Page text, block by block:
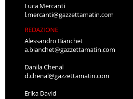
Luca Mercanti
l.mercanti@gazzettamatin.com
REDAZIONE
Alessandro Bianchet
a.bianchet@gazzettamatin.com
Danila Chenal
d.chenal@gazzettamatin.com
Erika David